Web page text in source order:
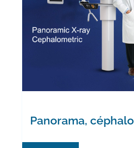
Panorama, céphalo